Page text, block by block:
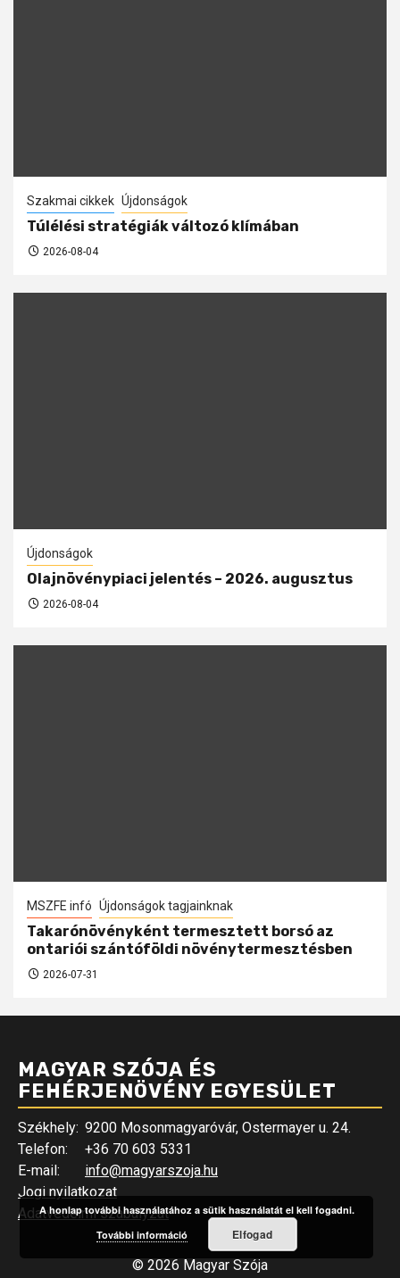
Szakmai cikkek Újdonságok
Túlélési stratégiák változó klímában
2026-08-04
Újdonságok
Olajnövénypiaci jelentés – 2026. augusztus
2026-08-04
MSZFE infó Újdonságok tagjainknak
Takarónövényként termesztett borsó az
ontariói szántóföldi növénytermesztésben
2026-07-31
MAGYAR SZÓJA ÉS
FEHÉRJENÖVÉNY EGYESÜLET
Székhely: 9200 Mosonmagyaróvár, Ostermayer u. 24.
Telefon:
+36 70 603 5331
E-mail:
info@magyarszoja.hu
Jogi nyilatkozat
Adatvédelmi szabályzat
© 2026 Magyar Szója
A honlap további használatához a sütik használatát el kell fogadni.
További információ
Elfogad